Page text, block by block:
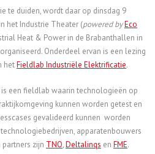
te duiden, wordt daar op dinsdag 9
het Industrie Theater (powered byEco
Heat & Power in de Brabanthallen in
Onderdeel ervan is een lezing
hetFieldlab Industriële Elektrificatie.
een fieldlab waarin technologieën op
kunnen worden getest en
gevalideerd kunnen worden
apparatenbouwers
zijn TNO,Deltalinqs en FME.